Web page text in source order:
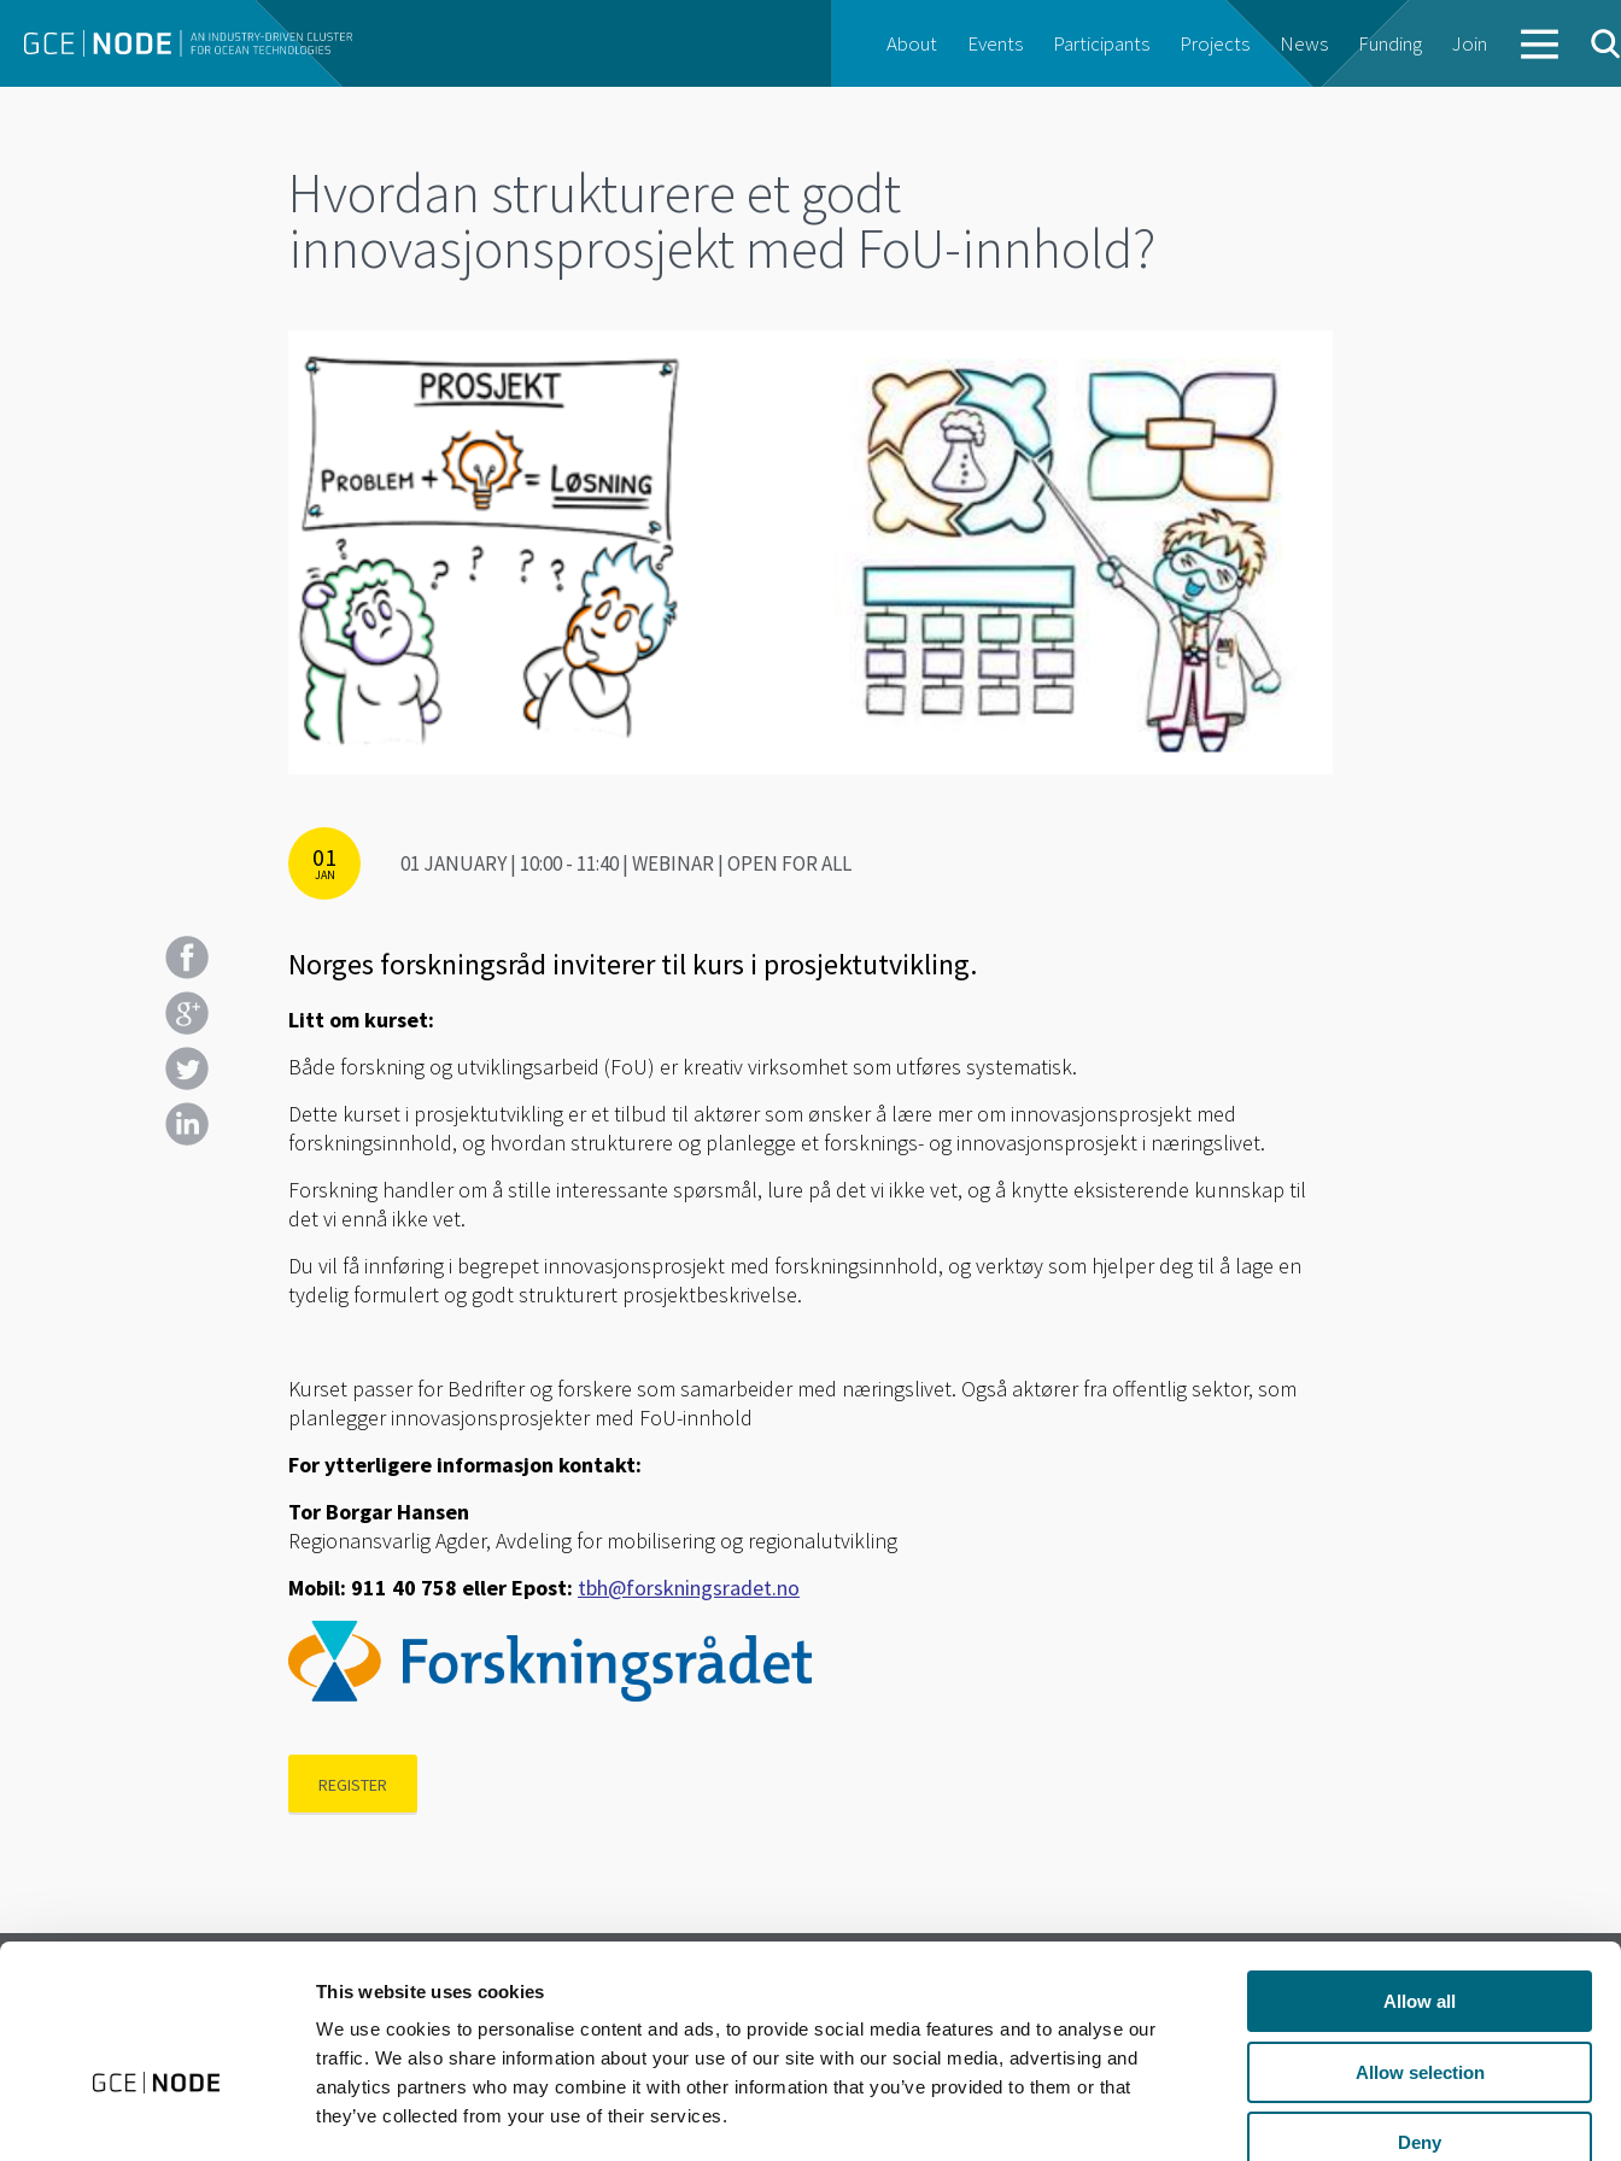
This website uses cookies
We use cookies to personalise content and ads, to provide social media features and to analyse our
traffic. We also share information about your use of our site with our social media, advertising and
analytics partners who may combine it with other information that you’ve provided to them or that
they’ve collected from your use of their services.
Allow all
Allow selection
Deny
About Events Participants Projects News Funding Join
Hvordan strukturere et godt
innovasjonsprosjekt med FoU-innhold?
01
JAN 01 JANUARY | 10:00 - 11:40 | WEBINAR | OPEN FOR ALL
Norges forskningsråd inviterer til kurs i prosjektutvikling.
Litt om kurset:
Både forskning og utviklingsarbeid (FoU) er kreativ virksomhet som utføres systematisk.
Dette kurset i prosjektutvikling er et tilbud til aktører som ønsker å lære mer om innovasjonsprosjekt med
forskningsinnhold, og hvordan strukturere og planlegge et forsknings- og innovasjonsprosjekt i næringslivet.
Forskning handler om å stille interessante spørsmål, lure på det vi ikke vet, og å knytte eksisterende kunnskap til
det vi ennå ikke vet.
Du vil få innføring i begrepet innovasjonsprosjekt med forskningsinnhold, og verktøy som hjelper deg til å lage en
tydelig formulert og godt strukturert prosjektbeskrivelse.
Kurset passer for Bedrifter og forskere som samarbeider med næringslivet. Også aktører fra offentlig sektor, som
planlegger innovasjonsprosjekter med FoU-innhold
For ytterligere informasjon kontakt:
Tor Borgar Hansen
Regionansvarlig Agder, Avdeling for mobilisering og regionalutvikling
Mobil: 911 40 758 eller Epost: tbh@forskningsradet.no
REGISTER
Follow us on Facebook
Follow us on LinkedIn